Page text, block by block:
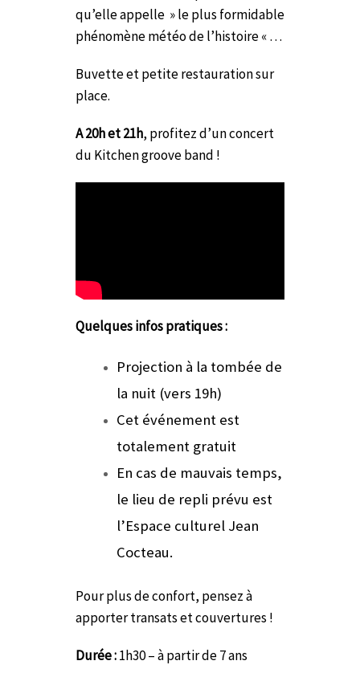
qu’elle appelle » le plus formidable
phénomène météo de l’histoire « …
Buvette et petite restauration sur
place.
A 20h et 21h, profitez d’un concert
du Kitchen groove band !
Quelques infos pratiques :
Projection à la tombée de
la nuit (vers 19h)
Cet événement est
totalement gratuit
En cas de mauvais temps,
le lieu de repli prévu est
l’Espace culturel Jean
Cocteau.
Pour plus de confort, pensez à
apporter transats et couvertures !
Durée :1h30 – à partir de 7 ans